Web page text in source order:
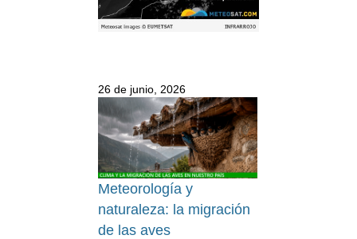
26 de junio, 2026
Meteorología y
naturaleza: la migración
de las aves